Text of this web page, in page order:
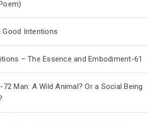
Good Intentions
– The Essence and Embodiment-61
Man: A Wild Animal? Or a Social Being